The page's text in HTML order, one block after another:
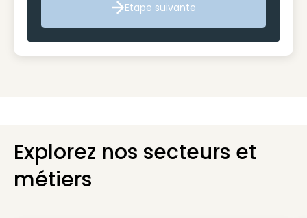
Etape suivante
Etape suivante
Explorez nos secteurs et
métiers